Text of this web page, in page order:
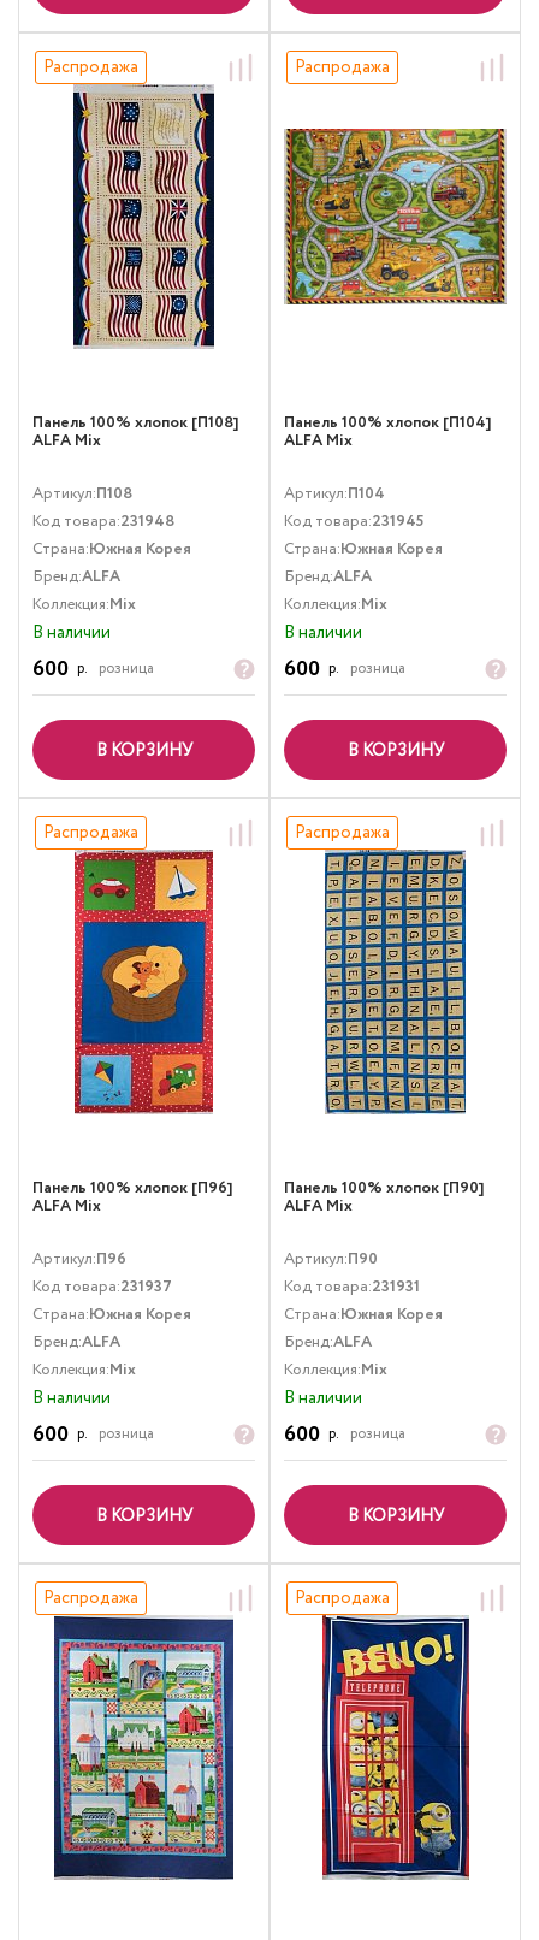
Распродажа
Панель 100% хлопок [П108]
ALFA Mix
Артикул:П108
Код товара:231948
Страна:Южная Корея
Бренд:ALFA
Коллекция:Mix
В наличии
600 р. розница
В КОРЗИНУ
Распродажа
Панель 100% хлопок [П104]
ALFA Mix
Артикул:П104
Код товара:231945
Страна:Южная Корея
Бренд:ALFA
Коллекция:Mix
В наличии
600 р. розница
В КОРЗИНУ
Распродажа
Панель 100% хлопок [П96]
ALFA Mix
Артикул:П96
Код товара:231937
Страна:Южная Корея
Бренд:ALFA
Коллекция:Mix
В наличии
600 р. розница
В КОРЗИНУ
Распродажа
Панель 100% хлопок [П90]
ALFA Mix
Артикул:П90
Код товара:231931
Страна:Южная Корея
Бренд:ALFA
Коллекция:Mix
В наличии
600 р. розница
В КОРЗИНУ
Распродажа Распродажа